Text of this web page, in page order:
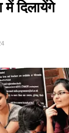
गठित
जाता है, तो
के लिए, सबसे पहले
में दिलायेंगे